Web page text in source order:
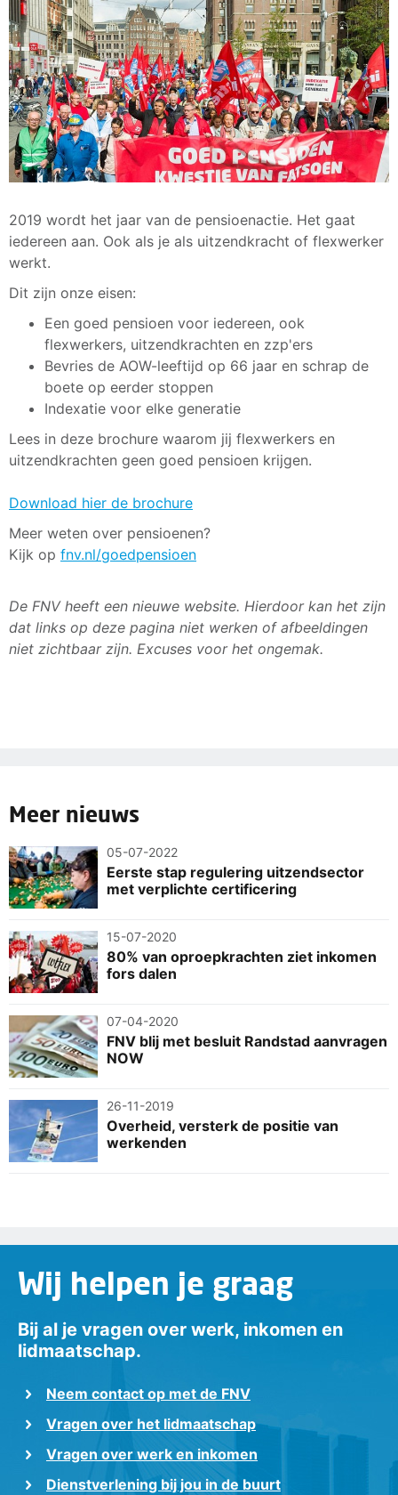
2019 wordt het jaar van de pensioenactie. Het gaat
iedereen aan. Ook als je als uitzendkracht of flexwerker
werkt.
Dit zijn onze eisen:
Een goed pensioen voor iedereen, ook
flexwerkers, uitzendkrachten en zzp'ers
Bevries de AOW-leeftijd op 66 jaar en schrap de
boete op eerder stoppen
Indexatie voor elke generatie
Lees in deze brochure waarom jij flexwerkers en
uitzendkrachten geen goed pensioen krijgen.
Download hier de brochure
Meer weten over pensioenen?
Kijk op fnv.nl/goedpensioen
De FNV heeft een nieuwe website. Hierdoor kan het zijn
dat links op deze pagina niet werken of afbeeldingen
niet zichtbaar zijn. Excuses voor het ongemak.
Meer nieuws
05-07-2022
Eerste stap regulering uitzendsector
met verplichte certificering
15-07-2020
80% van oproepkrachten ziet inkomen
fors dalen
07-04-2020
FNV blij met besluit Randstad aanvragen
NOW
26-11-2019
Overheid, versterk de positie van
werkenden
Wij helpen je graag
Bij al je vragen over werk, inkomen en
lidmaatschap.
Neem contact op met de FNV
Vragen over het lidmaatschap
Vragen over werk en inkomen
Dienstverlening bij jou in de buurt